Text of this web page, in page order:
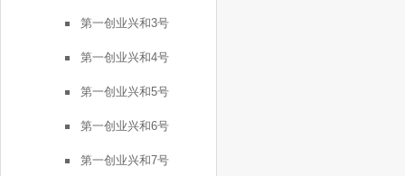
第一创业兴和3号
第一创业兴和4号
第一创业兴和5号
第一创业兴和6号
第一创业兴和7号